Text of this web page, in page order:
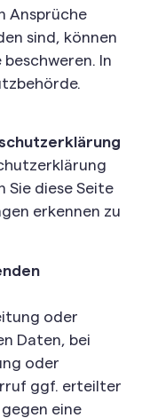
Ansprüche
sind, können
In
Sie diese Seite
erkennen zu
oder
Daten, bei
oder
ggf. erteilter
eine